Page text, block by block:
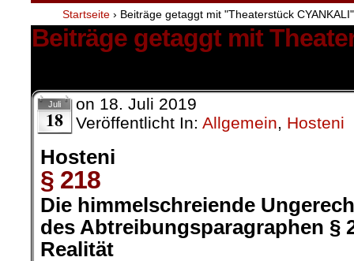
Startseite › Beiträge getaggt mit "Theaterstück CYANKALI"
Beiträge getaggt mit
Juli
18
on 18. Juli 2019
Veröffentlicht In: Allgemein, Hosteni
Hosteni
§ 218
Die himmelschreiende
des Abtreibungsparagraphen §
Realität